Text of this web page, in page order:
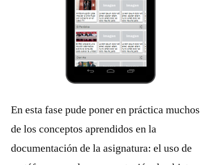
En esta fase pude poner en práctica muchos
de los conceptos aprendidos en la
documentación de la asignatura: el uso de